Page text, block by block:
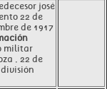
josé
22 de
de 1917
militar
, 22 de